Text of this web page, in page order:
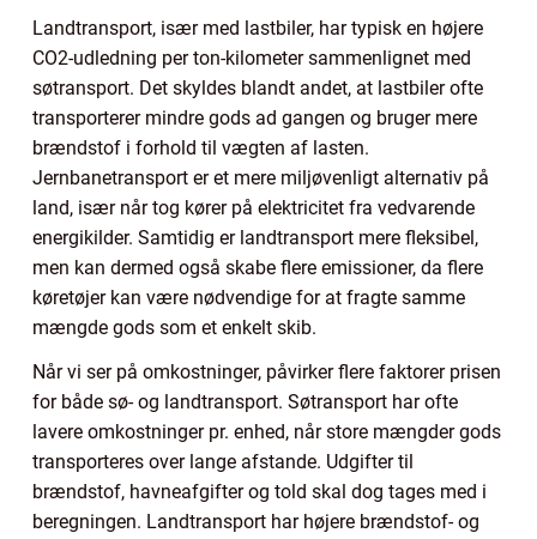
Landtransport, især med lastbiler, har typisk en højere
CO2-udledning per ton-kilometer sammenlignet med
søtransport. Det skyldes blandt andet, at lastbiler ofte
transporterer mindre gods ad gangen og bruger mere
brændstof i forhold til vægten af lasten.
Jernbanetransport er et mere miljøvenligt alternativ på
land, især når tog kører på elektricitet fra vedvarende
energikilder. Samtidig er landtransport mere fleksibel,
men kan dermed også skabe flere emissioner, da flere
køretøjer kan være nødvendige for at fragte samme
mængde gods som et enkelt skib.
Når vi ser på omkostninger, påvirker flere faktorer prisen
for både sø- og landtransport. Søtransport har ofte
lavere omkostninger pr. enhed, når store mængder gods
transporteres over lange afstande. Udgifter til
brændstof, havneafgifter og told skal dog tages med i
beregningen. Landtransport har højere brændstof- og